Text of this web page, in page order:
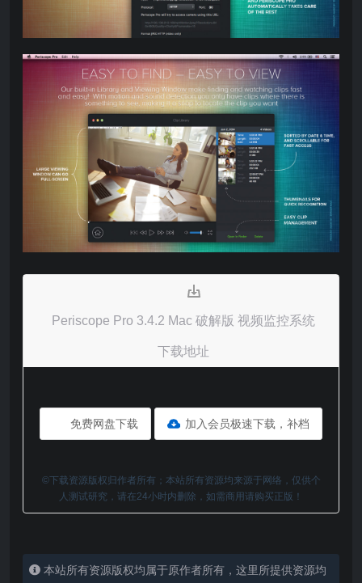
Periscope Pro 3.4.2 Mac 破解版 视频监控系统
下载地址
免费网盘下载 加入会员极速下载，补档
©下载资源版权归作者所有；本站所有资源均来源于网络，仅供个
人测试研究，请在24小时内删除，如需商用请购买正版！
本站所有资源版权均属于原作者所有，这里所提供资源均